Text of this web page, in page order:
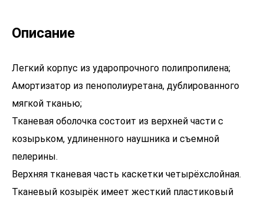
Описание
Легкий корпус из ударопрочного полипропилена;
Амортизатор из пенополиуретана, дублированного
мягкой тканью;
Тканевая оболочка состоит из верхней части с
козырьком, удлиненного наушника и cъемной
пелерины.
Верхняя тканевая часть каскетки четырёхслойная.
Тканевый козырёк имеет жесткий пластиковый